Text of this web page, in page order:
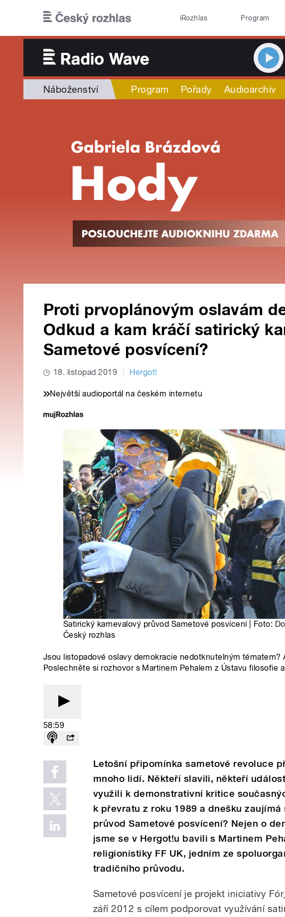
iRozhlas Program
Náboženství Program Pořady Audioarchiv
Proti prvoplánovým oslavám
Odkud a kam kráčí satirický
Sametové posvícení?
18. listopad 2019 Hergot!
Největší audioportál na českém internetu
Satirický karnevalový průvod Sametové posvícení | Foto:
Český rozhlas
Jsou listopadové oslavy demokracie nedotknutelným tématem?
Poslechněte si rozhovor s Martinem Pehalem z Ústavu filosofie
58:59
Letošní připomínka sametové revoluce
mnoho lidí. Někteří slavili, někteří
využili k demonstrativní kritice
k převratu z roku 1989 a dnešku
průvod Sametové posvícení? Nejen o
jsme se v Hergot!u bavili s Martinem
religionistiky FF UK, jedním ze
tradičního průvodu.
Sametové posvícení je projekt iniciativy
září 2012 s cílem podporovat využívání